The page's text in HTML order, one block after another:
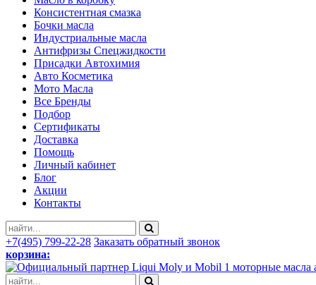
Консистентная смазка
Бочки масла
Индустриальные масла
Антифризы Спецжидкости
Присадки Автохимия
Авто Косметика
Мото Масла
Все Бренды
Подбор
Сертификаты
Доставка
Помощь
Личный кабинет
Блог
Акции
Контакты
+7(495) 799-22-28 Заказать обратный звонок
корзина:
моторные масла